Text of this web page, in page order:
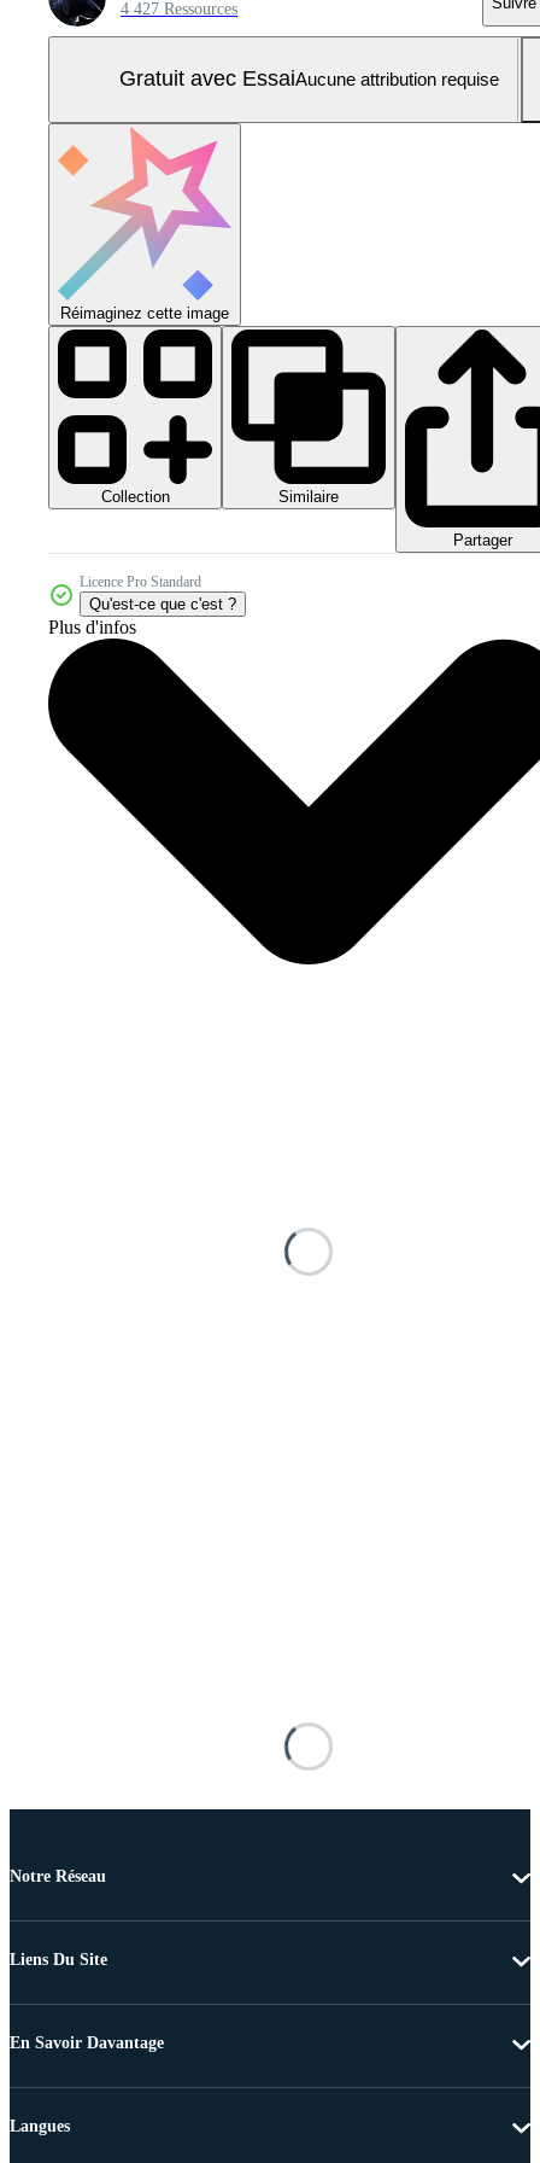
4 427 Ressources
Gratuit avec EssaiAucune attribution requise
Réimaginez cette image
Collection Similaire
Partager
Licence Pro Standard
Qu'est-ce que c'est ?
Plus d'infos
Notre Réseau
Liens Du Site
En Savoir Davantage
Langues